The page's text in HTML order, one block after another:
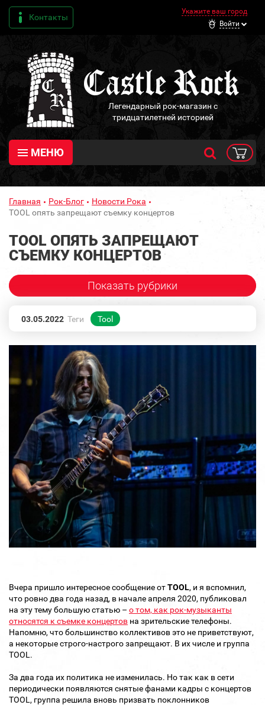
Контакты
Укажите ваш город
Войти
Легендарный рок-магазин с
тридцатилетней историей
МЕНЮ
Главная Рок-Блог
Новости Рока
TOOL опять запрещают съемку концертов
TOOL ОПЯТЬ ЗАПРЕЩАЮТ
СЪЕМКУ КОНЦЕРТОВ
Показать рубрики
03.05.2022 Теги Tool
Вчера пришло интересное сообщение отTOOL, и я вспомнил,
что ровно два года назад, в начале апреля 2020, публиковал
на эту тему большую статью – о том, как рок-музыканты
относятся к съемке концертов на зрительские телефоны.
Напомню, что большинство коллективов это не приветствуют,
а некоторые строго-настрого запрещают. В их числе и группа
TOOL.
За два года их политика не изменилась. Но так как в сети
периодически появляются снятые фанами кадры с концертов
TOOL, группа решила вновь призвать поклонников